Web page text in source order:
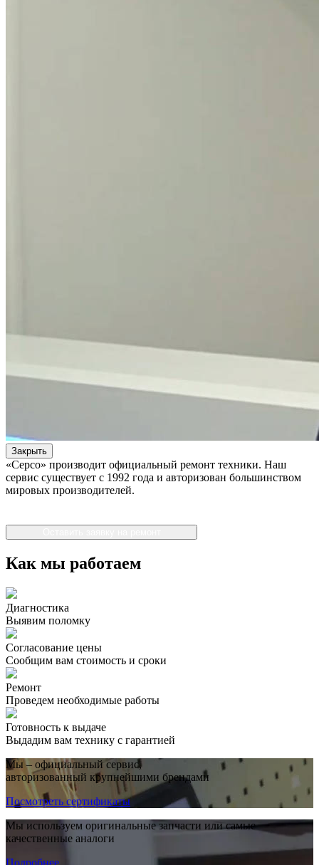
Закрыть
«Серсо» производит официальный ремонт техники. Наш
сервис существует с 1992 года и авторизован большинством
мировых производителей.
Как мы работаем
Диагностика
Выявим поломку
Согласование цены
Сообщим вам стоимость и сроки
Ремонт
Проведем необходимые работы
Готовность к выдаче
Выдадим вам технику с гарантией
Мы – официальный сервис,
авторизованный крупнейшими брендами
Посмотреть сертификаты
Мы используем оригинальные запчасти или самые
качественные аналоги
Подробнее